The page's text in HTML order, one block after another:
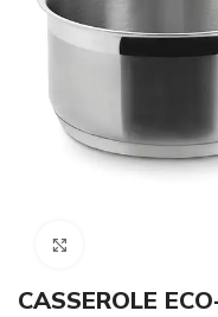
CASSEROLE